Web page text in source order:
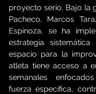
proyecto serio. Bajo la
Pacheco, Marcos
Espinoza, se ha
estrategia
espacio para la
atleta tiene acceso a
semanales
fuerza específica,